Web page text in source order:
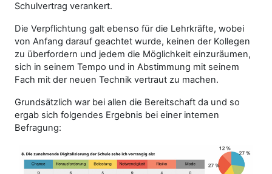
Schulvertrag verankert.
Die Verpflichtung galt ebenso für die Lehrkräfte, wobei
von Anfang darauf geachtet wurde, keinen der Kollegen
zu überfordern und jedem die Möglichkeit einzuräumen,
sich in seinem Tempo und in Abstimmung mit seinem
Fach mit der neuen Technik vertraut zu machen.
Grundsätzlich war bei allen die Bereitschaft da und so
ergab sich folgendes Ergebnis bei einer internen
Befragung: